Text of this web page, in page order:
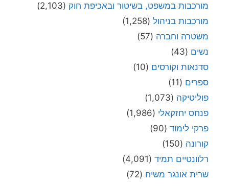
מורכבות במשפט, בשיטור ובאכיפת חוק (2,103)
מורכבות בניהול (1,258)
משטרה וחברה (57)
נשים (43)
סדנאות וקורסים (10)
ספרים (11)
פוליטיקה (1,073)
פנחס יחזקאלי (1,986)
פרקי לימוד (90)
קורונה (150)
רלוונטיים תמיד (4,091)
שרית אונגר משיח (72)